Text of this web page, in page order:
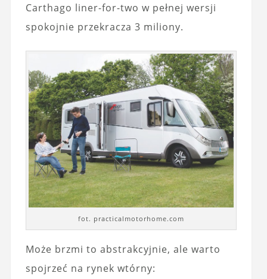
Carthago liner-for-two w pełnej wersji
spokojnie przekracza 3 miliony.
fot. practicalmotorhome.com
Może brzmi to abstrakcyjnie, ale warto
spojrzeć na rynek wtórny: